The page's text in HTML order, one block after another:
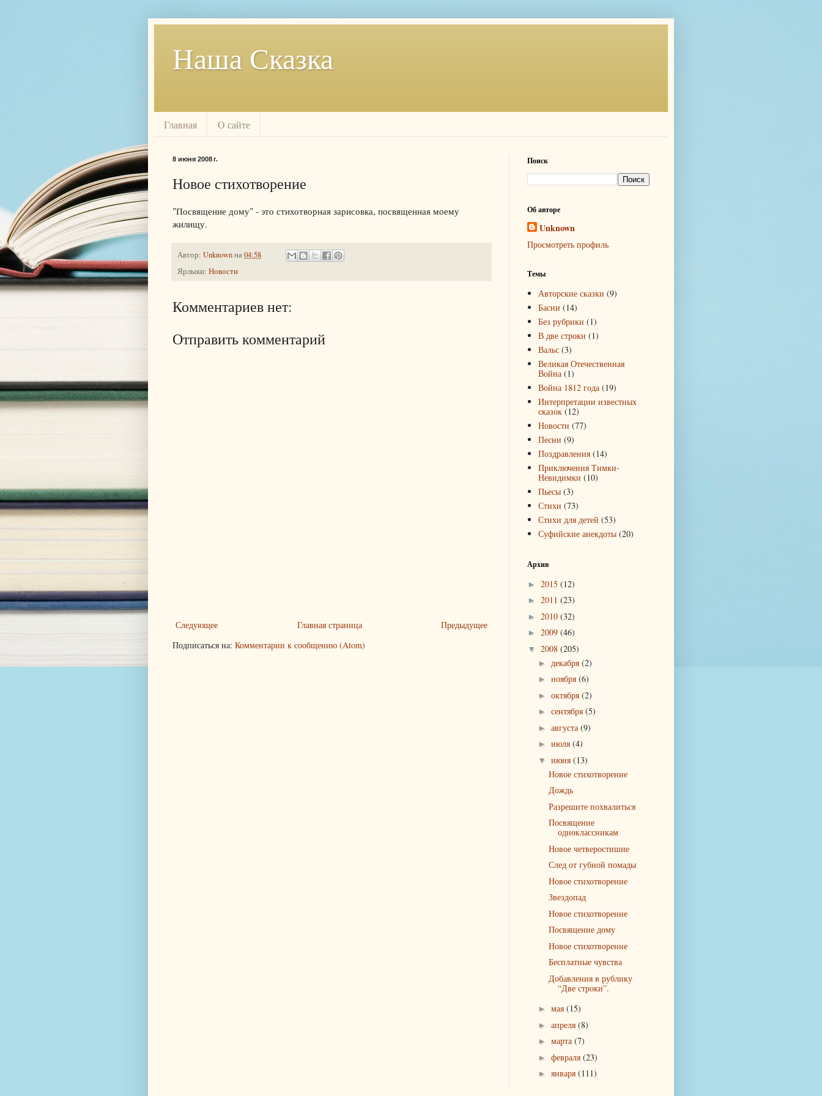
Наша Сказка
Главная О сайте
8 июня 2008 г.
Новое стихотворение
"Посвящение дому" - это стихотворная зарисовка, посвященная моему
жилищу.
Автор: Unknownна04:58
Ярлыки: Новости
Комментариев нет:
Отправить комментарий
Следующее Предыдущее
Главная страница
Подписаться на: Комментарии к сообщению (Atom)
Поиск
Об авторе
Unknown
Просмотреть профиль
Темы
Авторские сказки (9)
Басни (14)
Без рубрики (1)
В две строки (1)
Вальс (3)
Великая Отечественная
Война (1)
Война 1812 года (19)
Интерпретации известных
сказок (12)
Новости (77)
Песни (9)
Поздравления (14)
Приключения Тимки-
Невидимки (10)
Пьесы (3)
Стихи (73)
Стихи для детей (53)
Суфийские анекдоты (20)
Архив
► 2015 (12)
► 2011 (23)
► 2010 (32)
► 2009 (46)
▼ 2008 (205)
► декабря (2)
► ноября (6)
► октября (2)
► сентября (5)
► августа (9)
► июля (4)
▼ июня (13)
Новое стихотворение
Дождь
Разрешите похвалиться
Посвящение
одноклассникам
Новое четверостишие
След от губной помады
Новое стихотворение
Звездопад
Новое стихотворение
Посвящение дому
Новое стихотворение
Бесплатные чувства
Добавления в рублику
“Две строки”.
► мая (15)
► апреля (8)
► марта (7)
► февраля (23)
► января (111)